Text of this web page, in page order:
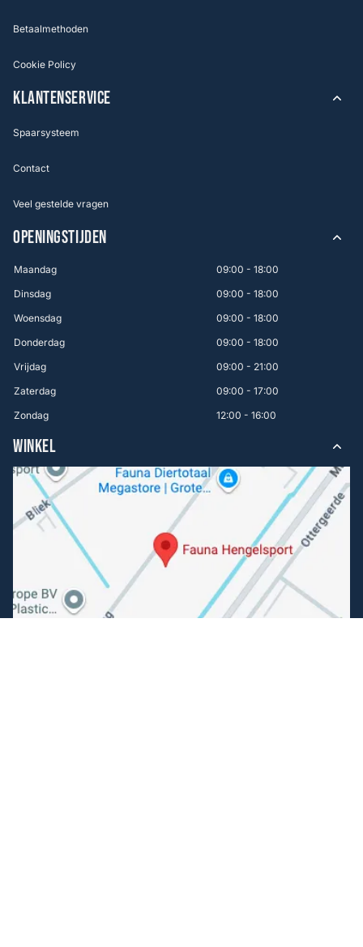
Betaalmethoden
Cookie Policy
KLANTENSERVICE
Spaarsysteem
Contact
Veel gestelde vragen
OPENINGSTIJDEN
Maandag
09:00 - 18:00
Dinsdag
09:00 - 18:00
Woensdag
09:00 - 18:00
Donderdag
09:00 - 18:00
Vrijdag
09:00 - 21:00
Zaterdag
09:00 - 17:00
Zondag
12:00 - 16:00
WINKEL